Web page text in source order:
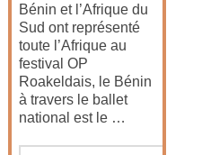
Bénin et l’Afrique du
Sud ont représenté
toute l’Afrique au
festival OP
Roakeldais, le Bénin
à travers le ballet
national est le …